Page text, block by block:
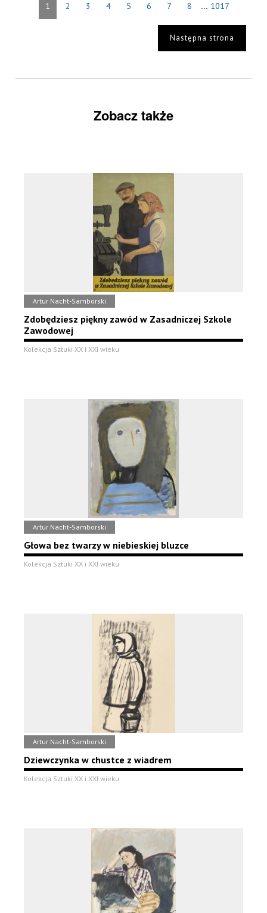
1 2 3 4 5 6 7 8 ... 1017
Następna strona
Zobacz także
Artur Nacht-Samborski
Zdobędziesz piękny zawód w Zasadniczej Szkole
Zawodowej
Kolekcja Sztuki XX i XXI wieku
Artur Nacht-Samborski
Głowa bez twarzy w niebieskiej bluzce
Kolekcja Sztuki XX i XXI wieku
Artur Nacht-Samborski
Dziewczynka w chustce z wiadrem
Kolekcja Sztuki XX i XXI wieku